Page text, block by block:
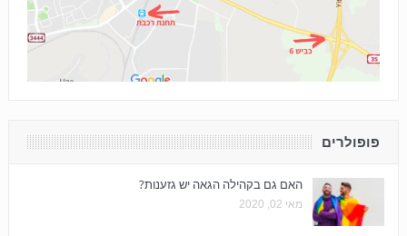
פופולרים
האם גם בקהילה הגאה יש גזענות?
מאי 02, 2020